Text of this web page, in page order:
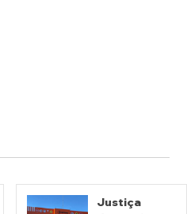
Justiça